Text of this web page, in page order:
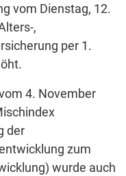
vom Dienstag, 12.
,
per 1.
4. November
der
zum
wurde auch